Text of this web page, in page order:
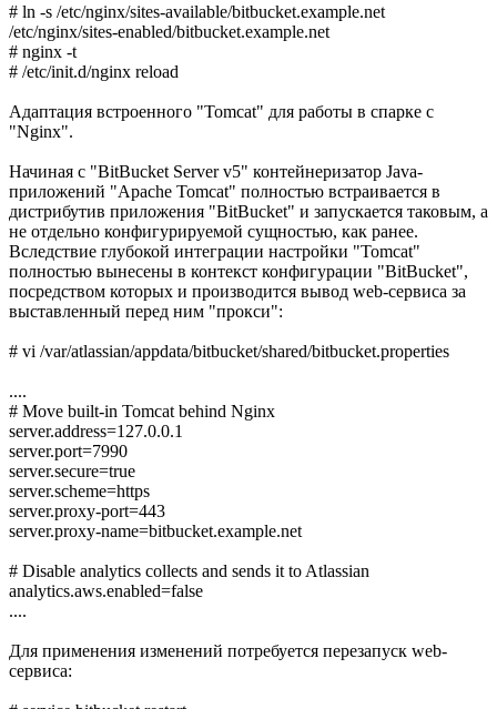
# ln -s /etc/nginx/sites-available/bitbucket.example.net
/etc/nginx/sites-enabled/bitbucket.example.net
# nginx -t
# /etc/init.d/nginx reload
Адаптация встроенного "Tomcat" для работы в спарке с
"Nginx".
Начиная с "BitBucket Server v5" контейнеризатор Java-
приложений "Apache Tomcat" полностью встраивается в
дистрибутив приложения "BitBucket" и запускается таковым, а
не отдельно конфигурируемой сущностью, как ранее.
Вследствие глубокой интеграции настройки "Tomcat"
полностью вынесены в контекст конфигурации "BitBucket",
посредством которых и производится вывод web-сервиса за
выставленный перед ним "прокси":
# vi /var/atlassian/appdata/bitbucket/shared/bitbucket.properties
....
# Move built-in Tomcat behind Nginx
server.address=127.0.0.1
server.port=7990
server.secure=true
server.scheme=https
server.proxy-port=443
server.proxy-name=bitbucket.example.net
# Disable analytics collects and sends it to Atlassian
analytics.aws.enabled=false
....
Для применения изменений потребуется перезапуск web-
сервиса: